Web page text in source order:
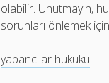
olabilir. Unutmayın,
sorunları önlemek
yabancılar hukuku